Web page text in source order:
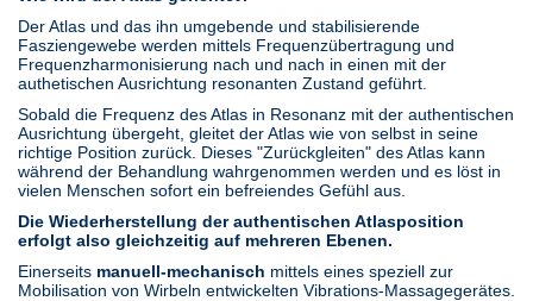
Der Atlas und das ihn umgebende und stabilisierende
Fasziengewebe werden mittels Frequenzübertragung und
Frequenzharmonisierung nach und nach in einen mit der
authetischen Ausrichtung resonanten Zustand geführt.
Sobald die Frequenz des Atlas in Resonanz mit der authentischen
Ausrichtung übergeht, gleitet der Atlas wie von selbst in seine
richtige Position zurück. Dieses "Zurückgleiten" des Atlas kann
während der Behandlung wahrgenommen werden und es löst in
vielen Menschen sofort ein befreiendes Gefühl aus.
Die Wiederherstellung der authentischen Atlasposition
erfolgt also gleichzeitig auf mehreren Ebenen.
Einerseits manuell-mechanisch mittels eines speziell zur
Mobilisation von Wirbeln entwickelten Vibrations-Massagegerätes.